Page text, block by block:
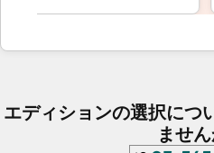
エディションの選択につ
ませ